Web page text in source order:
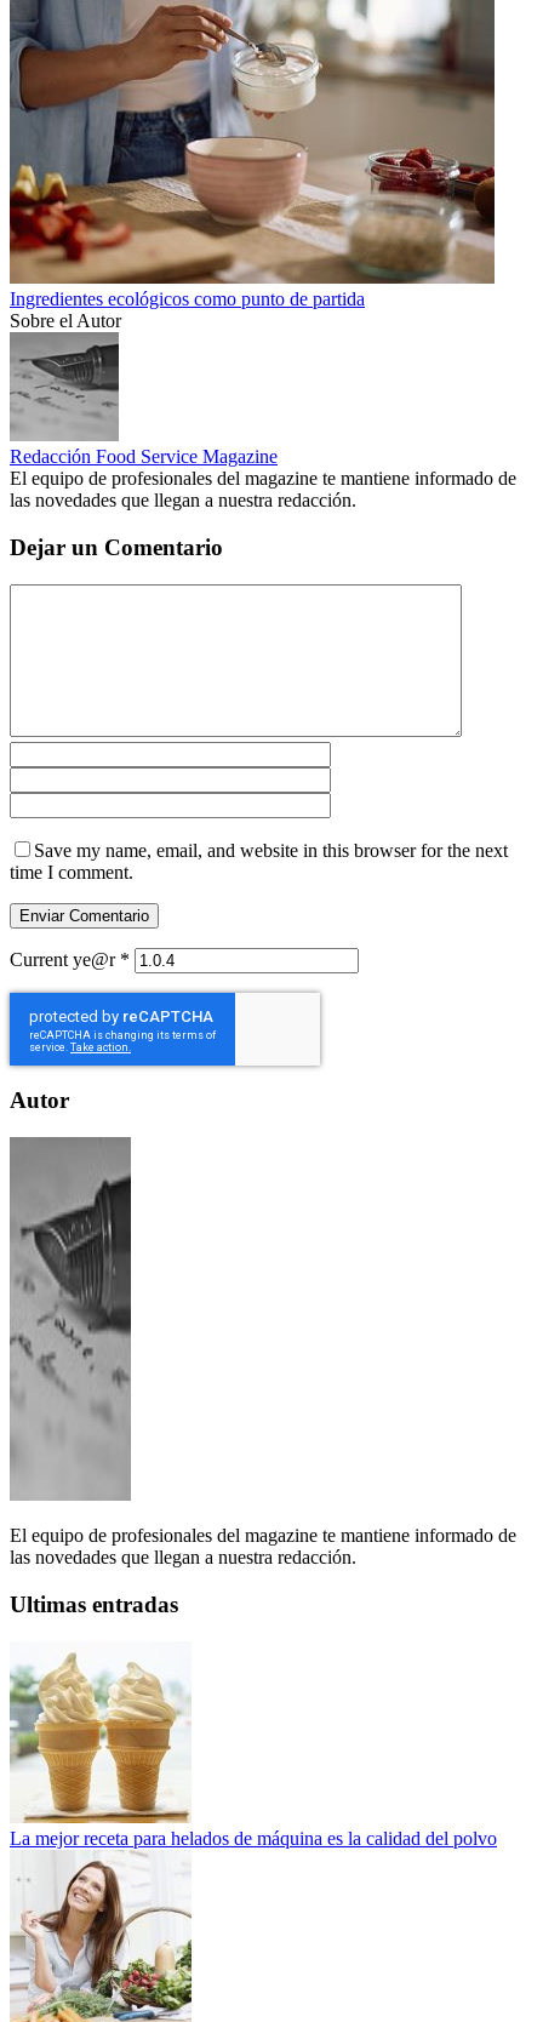
Ingredientes ecológicos como punto de partida
Sobre el Autor
Redacción Food Service Magazine
El equipo de profesionales del magazine te mantiene informado de
las novedades que llegan a nuestra redacción.
Dejar un Comentario
Save my name, email, and website in this browser for the next
time I comment.
Current ye@r *
Autor
El equipo de profesionales del magazine te mantiene informado de
las novedades que llegan a nuestra redacción.
Ultimas entradas
La mejor receta para helados de máquina es la calidad del polvo